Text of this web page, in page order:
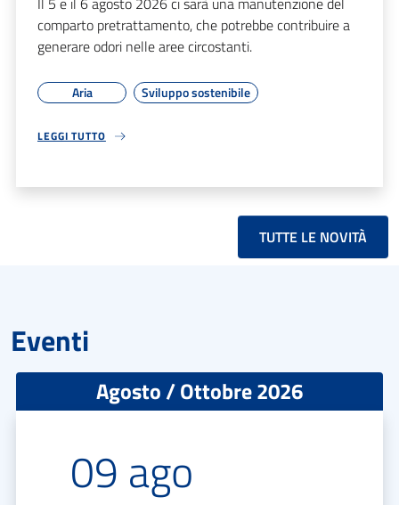
comparto pretrattamento, che potrebbe contribuire a
generare odori nelle aree circostanti.
Aria Sviluppo sostenibile
LEGGI TUTTO
TUTTE LE NOVITÀ
Eventi
Agosto / Ottobre 2026
09 ago